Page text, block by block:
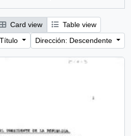
Card view
Table view
Dirección: Descendente